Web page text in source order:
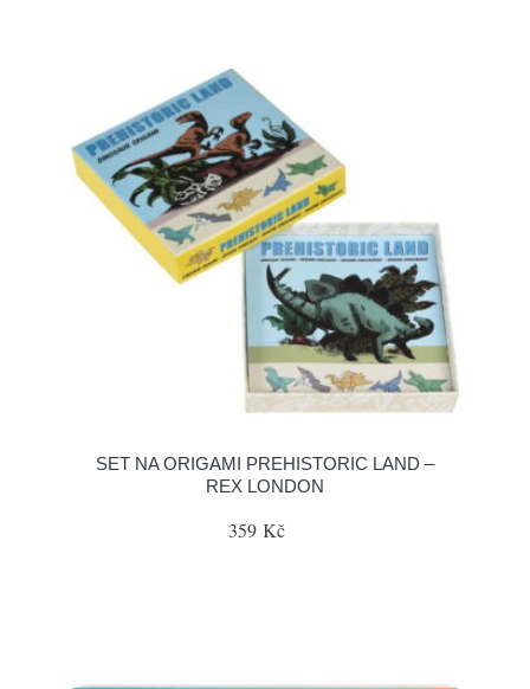
SET NA ORIGAMI PREHISTORIC LAND –
REX LONDON
359 Kč